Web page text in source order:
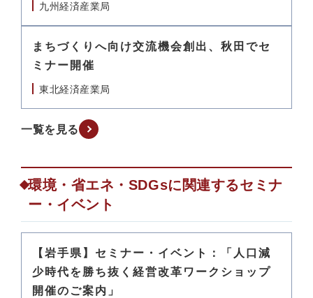
九州経済産業局
まちづくりへ向け交流機会創出、秋田でセ
ミナー開催
東北経済産業局
一覧を見る
環境・省エネ・SDGsに関連するセミナ
ー・イベント
【岩手県】セミナー・イベント：「人口減
少時代を勝ち抜く経営改革ワークショップ
開催のご案内」